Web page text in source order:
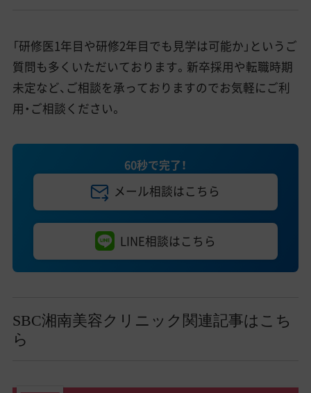
「研修医1年目や研修2年目でも見学は可能か」というご
質問も多くいただいております。新卒採用や転職時期
未定など、ご相談を承っておりますのでお気軽にご利
用・ご相談ください。
60秒で完了！
メール相談はこちら
LINE相談はこちら
SBC湘南美容クリニック関連記事はこち
ら